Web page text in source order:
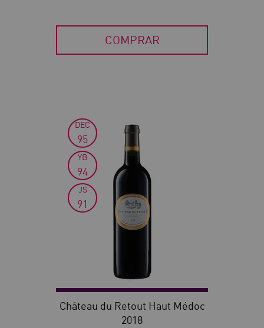
COMPRAR
DEC
95
YB
94
JS
91
Château du Retout Haut Médoc
2018